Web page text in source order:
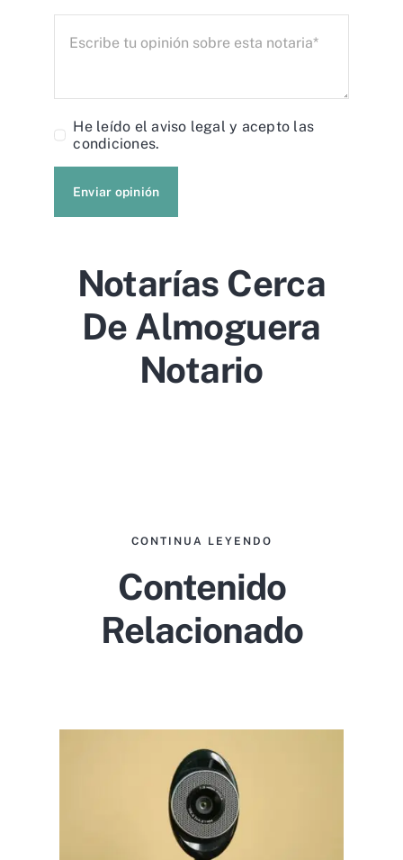
He leído elaviso legal y acepto las
condiciones.
Enviar opinión
Notarías Cerca
De Almoguera
Notario
CONTINUA LEYENDO
Contenido
Relacionado